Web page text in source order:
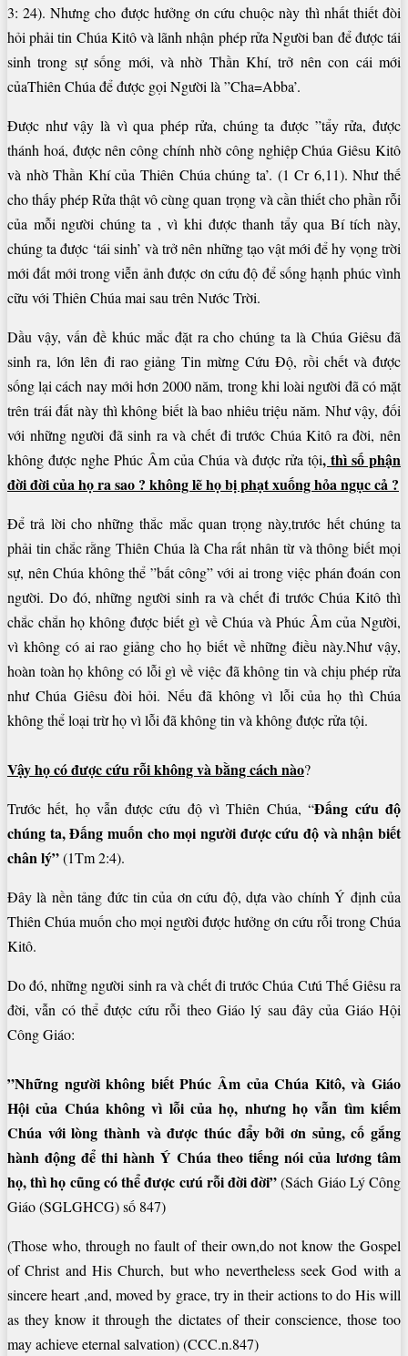
3: 24). Nhưng cho được hưởng ơn cứu chuộc này thì nhất thiết đòi
hỏi phải tin Chúa Kitô và lãnh nhận phép rửa Người ban để được tái
sinh trong sự sống mới, và nhờ Thần Khí, trở nên con cái mới
củaThiên Chúa để được gọi Người là ”Cha=Abba’.
Được như vậy là vì qua phép rửa, chúng ta được ”tẩy rửa, được
thánh hoá, được nên công chính nhờ công nghiệp Chúa Giêsu Kitô
và nhờ Thần Khí của Thiên Chúa chúng ta’. (1 Cr 6,11). Như thế
cho thấy phép Rửa thật vô cùng quan trọng và cần thiết cho phần rỗi
của mỗi người chúng ta , vì khi được thanh tẩy qua Bí tích này,
chúng ta được ‘tái sinh’ và trở nên những tạo vật mới để hy vọng trời
mới đất mới trong viễn ảnh được ơn cứu độ để sống hạnh phúc vình
cữu với Thiên Chúa mai sau trên Nước Trời.
Dầu vậy, vấn đề khúc mắc đặt ra cho chúng ta là Chúa Giêsu đã
sinh ra, lớn lên đi rao giảng Tin mừng Cứu Độ, rồi chết và được
sống lại cách nay mới hơn 2000 năm, trong khi loài người đã có mặt
trên trái đất này thì không biết là bao nhiêu triệu năm. Như vậy, đối
với những người đã sinh ra và chết đi trước Chúa Kitô ra đời, nên
không được nghe Phúc Âm của Chúa và được rửa tội, thì số phận
đời đời của họ ra sao ? không lẽ họ bị phạt xuống hỏa ngục cả ?
Để trả lời cho những thắc mắc quan trọng này,trước hết chúng ta
phải tin chắc rằng Thiên Chúa là Cha rất nhân từ và thông biết mọi
sự, nên Chúa không thể ”bất công” với ai trong việc phán đoán con
người. Do đó, những người sinh ra và chết đi trước Chúa Kitô thì
chắc chắn họ không được biết gì về Chúa và Phúc Âm của Người,
vì không có ai rao giảng cho họ biết về những điều này.Như vậy,
hoàn toàn họ không có lỗi gì về việc đã không tin và chịu phép rửa
như Chúa Giêsu đòi hỏi. Nếu đã không vì lỗi của họ thì Chúa
không thể loại trừ họ vì lỗi đã không tin và không được rửa tội.
Vậy họ có được cứu rỗi không và bằng cách nào?
Trước hết, họ vẫn được cứu độ vì Thiên Chúa, “Đấng cứu độ
chúng ta, Đấng muốn cho mọi người được cứu độ và nhận biết
chân lý”(1Tm 2:4).
Đây là nền tảng đức tin của ơn cứu độ, dựa vào chính Ý định của
Thiên Chúa muốn cho mọi người được hưởng ơn cứu rỗi trong Chúa
Kitô.
Do đó, những người sinh ra và chết đi trước Chúa Cưú Thế Giêsu ra
đời, vẫn có thể được cứu rỗi theo Giáo lý sau đây của Giáo Hội
Công Giáo:
”Những người không biết Phúc Âm của Chúa Kitô, và Giáo
Hội của Chúa không vì lỗi của họ, nhưng họ vẫn tìm kiếm
Chúa với lòng thành và được thúc đẩy bởi ơn sủng, cố gắng
hành động để thi hành Ý Chúa theo tiếng nói của lương tâm
họ, thì họ cũng có thể được cưú rỗi đời đời”(Sách Giáo Lý Công
Giáo (SGLGHCG) số 847)
(Those who, through no fault of their own,do not know the Gospel
of Christ and His Church, but who nevertheless seek God with a
sincere heart ,and, moved by grace, try in their actions to do His will
as they know it through the dictates of their conscience, those too
may achieve eternal salvation) (CCC.n.847)